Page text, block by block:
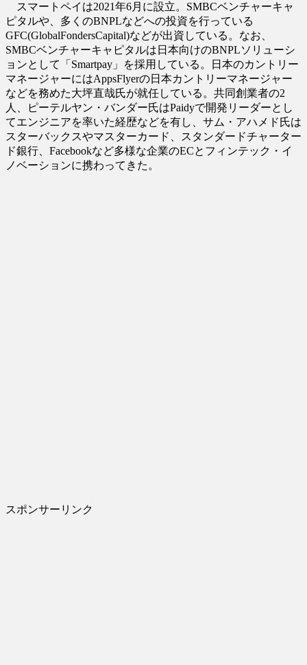
スマートペイは2021年6月に設立。SMBCベンチャーキャ
ピタルや、多くのBNPLなどへの投資を行っている
GFC(GlobalFondersCapital)などが出資している。なお、
SMBCベンチャーキャピタルは日本向けのBNPLソリューシ
ョンとして「Smartpay」を採用している。日本のカントリー
マネージャーにはAppsFlyerの日本カントリーマネージャー
などを務めた大坪直哉氏が就任している。共同創業者の2
人、ピーテルヤン・バンダー氏はPaidyで開発リーダーとし
てエンジニアを率いた経歴などを有し、サム・アハメド氏は
スターバックスやマスターカード、スタンダードチャーター
ド銀行、Facebookなど多様な企業のECとフィンテック・イ
ノベーションに携わってきた。
スポンサーリンク